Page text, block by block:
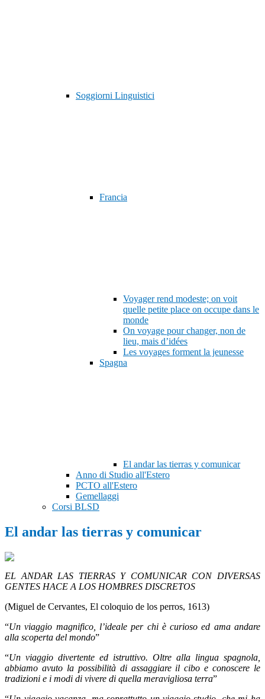
Soggiorni Linguistici
Francia
Voyager rend modeste; on voit
quelle petite place on occupe dans le
monde
On voyage pour changer, non de
lieu, mais d’idées
Les voyages forment la jeunesse
Spagna
El andar las tierras y comunicar
Anno di Studio all'Estero
PCTO all'Estero
Gemellaggi
Corsi BLSD
El andar las tierras y comunicar
EL ANDAR LAS TIERRAS Y COMUNICAR CON DIVERSAS
GENTES HACE A LOS HOMBRES DISCRETOS
(Miguel de Cervantes, El coloquio de los perros, 1613)
“Un viaggio magnifico, l’ideale per chi è curioso ed ama andare
alla scoperta del mondo”
“Un viaggio divertente ed istruttivo. Oltre alla lingua spagnola,
abbiamo avuto la possibilità di assaggiare il cibo e conoscere le
tradizioni e i modi di vivere di quella meravigliosa terra”